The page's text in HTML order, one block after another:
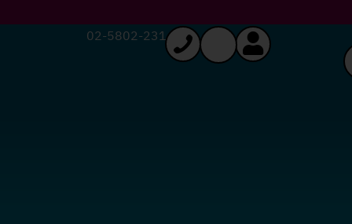
02-5802-231